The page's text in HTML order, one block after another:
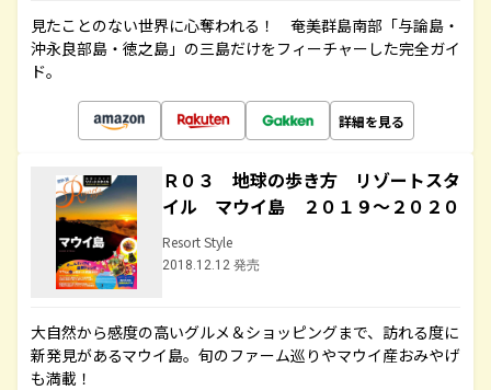
見たことのない世界に心奪われる！ 奄美群島南部「与論島・
沖永良部島・徳之島」の三島だけをフィーチャーした完全ガイ
ド。
詳細を見る
Ｒ０３ 地球の歩き方 リゾートスタ
イル マウイ島 ２０１９～２０２０
Resort Style
2018.12.12 発売
大自然から感度の高いグルメ＆ショッピングまで、訪れる度に
新発見があるマウイ島。旬のファーム巡りやマウイ産おみやげ
も満載！